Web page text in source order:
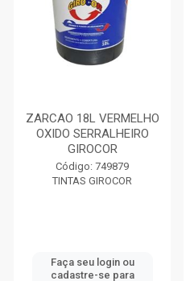
ZARCAO 18L VERMELHO
OXIDO SERRALHEIRO
GIROCOR
Código: 749879
TINTAS GIROCOR
Faça seu login ou
cadastre-se para